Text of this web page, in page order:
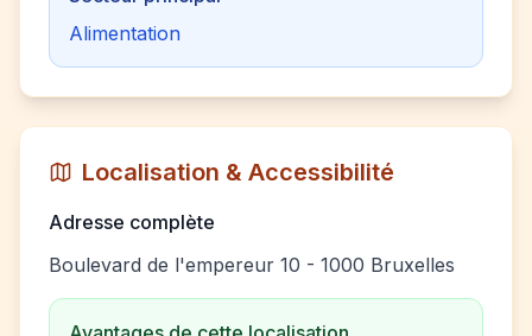
Alimentation
Localisation & Accessibilité
Adresse complète
Boulevard de l'empereur 10 - 1000 Bruxelles